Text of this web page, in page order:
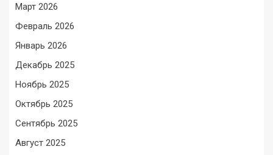
Март 2026
Февраль 2026
Январь 2026
Декабрь 2025
Ноябрь 2025
Октябрь 2025
Сентябрь 2025
Август 2025